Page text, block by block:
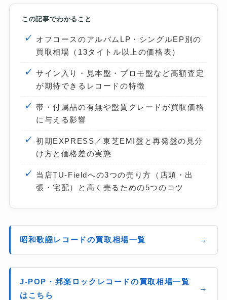
この記事でわかること
オフコースのアルバムLP・シングルEP別の
買取相場（13タイトル以上の価格表）
サイン入り・見本盤・プロモ盤など高額査定
が期待できるレコードの特徴
帯・付属品の有無や盤質グレードが買取価格
に与える影響
初期EXPRESS／東芝EMI盤と再発盤の見分
け方と価格差の実態
当店TU-Fieldへの3つの売り方（店頭・出
張・宅配）と高く売るための5つのコツ
昭和歌謡レコードの買取相場一覧
J-POP・邦楽ロックレコードの買取相場一覧
はこちら